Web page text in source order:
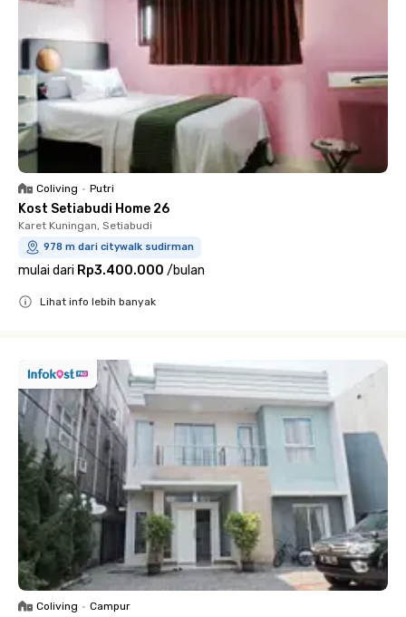
Coliving • Putri
Kost Setiabudi Home 26
Karet Kuningan, Setiabudi
978 m dari citywalk sudirman
mulai dari Rp3.400.000 /bulan
Lihat info lebih banyak
Coliving • Campur